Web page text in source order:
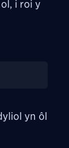
i roi y
yn ôl